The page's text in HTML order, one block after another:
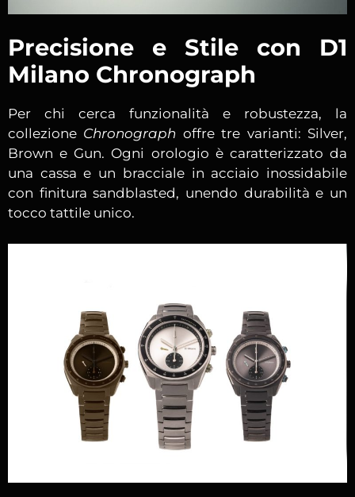
Precisione e Stile con D1
Milano Chronograph
Per chi cerca funzionalità e robustezza, la
collezione Chronograph offre tre varianti: Silver,
Brown e Gun. Ogni orologio è caratterizzato da
una cassa e un bracciale in acciaio inossidabile
con finitura sandblasted, unendo durabilità e un
tocco tattile unico.